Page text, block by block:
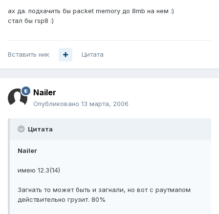
ах да. подхачить бы packet memory до 8mb на нем :)
стал бы rsp8 :)
Вставить ник Цитата
Nailer
Опубликовано 13 марта, 2006
Цитата
Nailer
имею 12.3(14)
Загнать то может быть и загнали, но вот с раутмапом
действительно грузит. 80%